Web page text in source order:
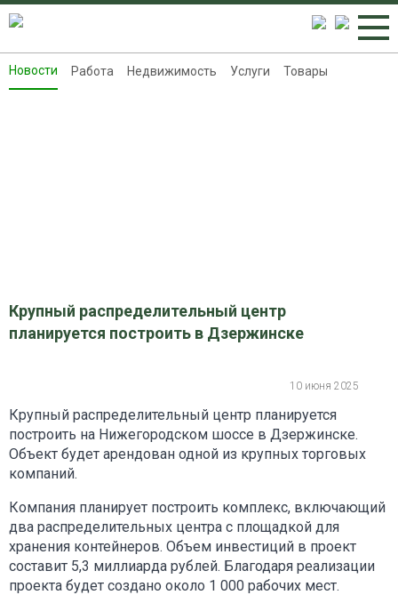
Новости
Новости Работа Недвижимость Услуги Товары
Крупный распределительный центр
планируется построить в Дзержинске
10 июня 2025
Крупный распределительный центр планируется
построить на Нижегородском шоссе в Дзержинске.
Объект будет арендован одной из крупных торговых
компаний.
Компания планирует построить комплекс, включающий
два распределительных центра с площадкой для
хранения контейнеров. Объем инвестиций в проект
составит 5,3 миллиарда рублей. Благодаря реализации
проекта будет создано около 1 000 рабочих мест.